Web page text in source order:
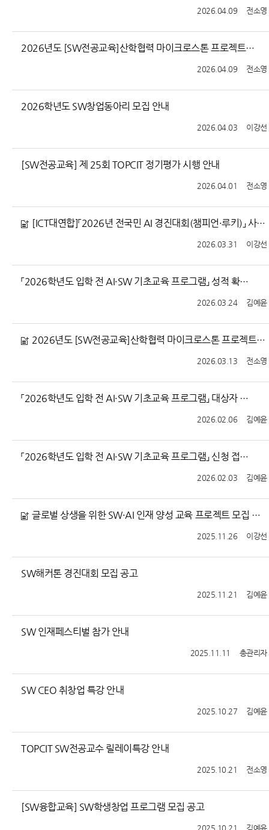
전소영
2026.04.09
2026년도 [SW전공교육]산학협력 마이크로스톤 프로젝트팀 선정 결과 안내
전소영
2026.04.09
2026학년도 SW창업동아리 모집 안내
이강선
2026.04.03
[SW전공교육] 제 25회 TOPCIT 정기평가 시행 안내
전소영
2026.04.01
[ICT대연합]「2026년 전국민 AI 경진대회(챔피언·루키)」 사업설명회 개최 안내
이강선
2026.03.31
「2026학년도 입학 전 AI·SW 기초교육 프로그램」 성적 확인 (성적확인/이의신청 마감
김예윤
2026.03.24
2026년도 [SW전공교육]산학협력 마이크로스톤 프로젝트팀 모집공고(수정: 모집기간 연장)
전소영
2026.03.13
「2026학년도 입학 전 AI·SW 기초교육 프로그램」 대상자 선정 결과 안내
김예윤
2026.02.06
「2026학년도 입학 전 AI·SW 기초교육 프로그램」 신청 접수 안내 (선착순 마감)
김예윤
2026.02.03
글로벌 상생을 위한 SW·AI 인재 양성 교육 프로젝트 모집 안내
이강선
2025.11.26
SW해커톤 경진대회 모집 공고
김예윤
2025.11.21
SW 인재페스티벌 참가 안내
총관리자
2025.11.11
SW CEO 취창업 특강 안내
김예윤
2025.10.27
TOPCIT SW전공교수 릴레이특강 안내
전소영
2025.10.21
[SW융합교육] SW학생창업 프로그램 모집 공고
김예윤
2025.10.21